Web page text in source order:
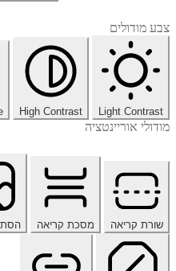
צבע מודולים
Light Contrast
High Contrast
מודולי אוריינטציה
שורת קריאה מסכת קריאה